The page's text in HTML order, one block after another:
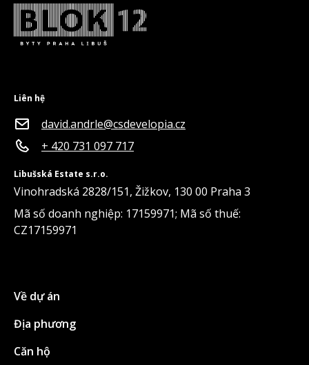
Liên hệ
david.andrle@csdevelopia.cz
+ 420 731 097 717
Libušská Estate s.r.o.
Vinohradská 2828/151, Žižkov, 130 00 Praha 3
Mã số doanh nghiệp: 17159971; Mã số thuế:
CZ17159971
Về dự án
Địa phương
Căn hộ